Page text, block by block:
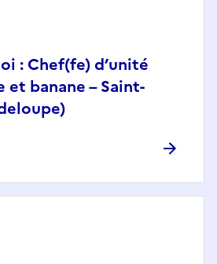
: Chef(fe) d’unité
et banane – Saint-